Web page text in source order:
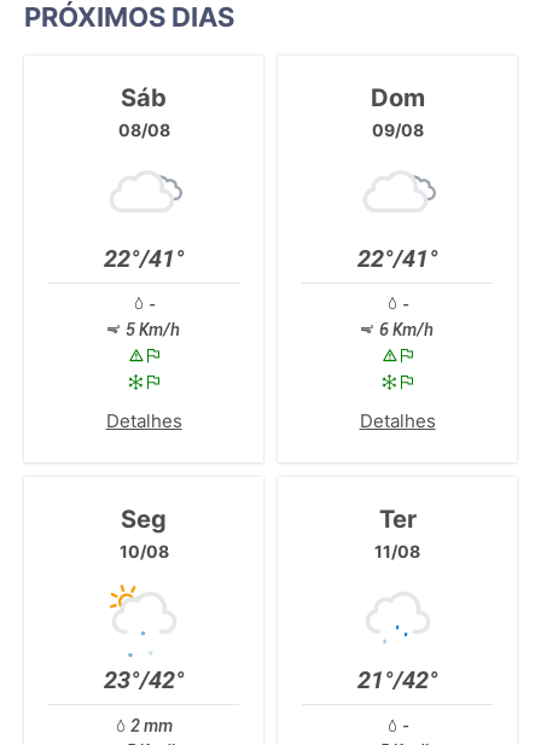
PRÓXIMOS DIAS
Sáb
08/08
22°/41°
-
5 Km/h
Detalhes
Dom
09/08
22°/41°
-
6 Km/h
Detalhes
Seg
10/08
23°/42°
2 mm
Ter
11/08
21°/42°
-